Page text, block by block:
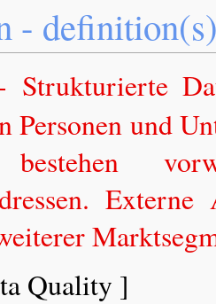
-
Strukturierte
Personen und
bestehen
Quality ]